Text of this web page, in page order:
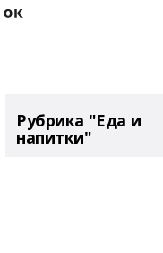
Рубрика "Еда и
напитки"